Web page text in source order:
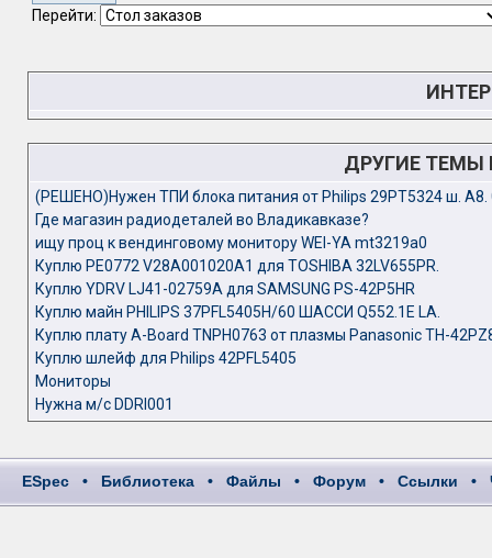
Перейти:
ДРУГИЕ ТЕМЫ
(РЕШЕНО)Нужен ТПИ блока питания от Philips 29PT5324 ш. A8.
Где магазин радиодеталей во Владикавказе?
ищу проц к вендинговому монитору WEI-YA mt3219a0
Куплю PE0772 V28A001020A1 для TOSHIBA 32LV655PR.
Куплю YDRV LJ41-02759A для SAMSUNG PS-42P5HR
Куплю майн PHILIPS 37PFL5405H/60 ШАССИ Q552.1E LA.
Куплю плату A-Board TNPH0763 от плазмы Panasonic TH-
Куплю шлейф для Philips 42PFL5405
Мониторы
Нужна м/с DDRI001
ESpec • Библиотека • Файлы • Форум • Ссылки •